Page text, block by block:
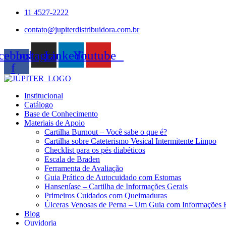
11 4527-2222
contato@jupiterdistribuidora.com.br
f
InstagramLinkedinYoutube
Institucional
Catálogo
Base de Conhecimento
Materiais de Apoio
Cartilha Burnout – Você sabe o que é?
Cartilha sobre Cateterismo Vesical Intermitente Limpo
Checklist para os pés diabéticos
Escala de Braden
Ferramenta de Avaliação
Guia Prático de Autocuidado com Estomas
Hanseníase – Cartilha de Informações Gerais
Primeiros Cuidados com Queimaduras
Úlceras Venosas de Perna – Um Guia com Informações
Blog
Ouvidoria